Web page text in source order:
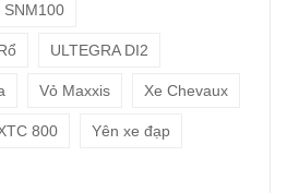
SNM100
ULTEGRA DI2
Vỏ Maxxis Xe Chevaux
800 Yên xe đạp